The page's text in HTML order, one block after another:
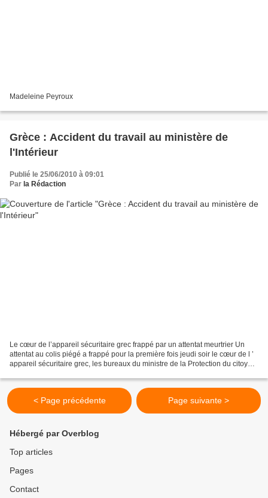
Madeleine Peyroux
Grèce : Accident du travail au ministère de
l'Intérieur
Publié le 25/06/2010 à 09:01
Par la Rédaction
Le cœur de l’appareil sécuritaire grec frappé par un attentat meurtrier Un
attentat au colis piégé a frappé pour la première fois jeudi soir le cœur de l ’
appareil sécuritaire grec, les bureaux du ministre de la Protection du citoyen
< Page précédente Page suivante >
Hébergé par Overblog
Top articles
Pages
Contact